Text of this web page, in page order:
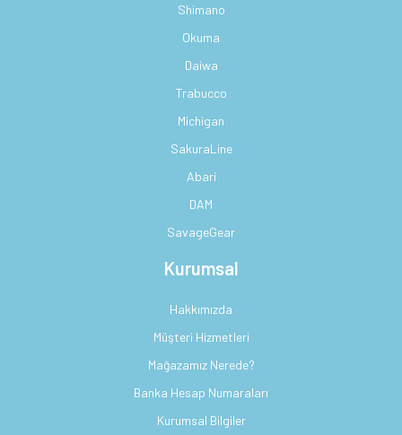
Shimano
Okuma
Daiwa
Trabucco
Michigan
SakuraLine
Abari
DAM
SavageGear
Kurumsal
Hakkımızda
Müşteri Hizmetleri
Mağazamız Nerede?
Banka Hesap Numaraları
Kurumsal Bilgiler